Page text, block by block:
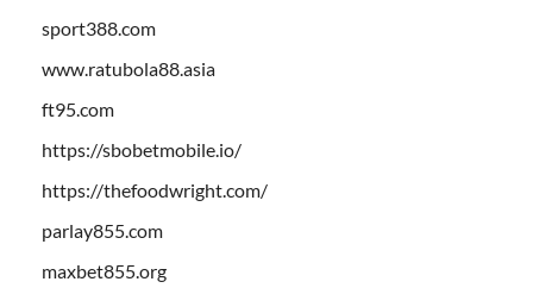
sport388.com
www.ratubola88.asia
ft95.com
https://sbobetmobile.io/
https://thefoodwright.com/
parlay855.com
maxbet855.org